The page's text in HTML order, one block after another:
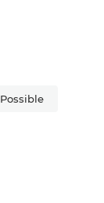
Possible